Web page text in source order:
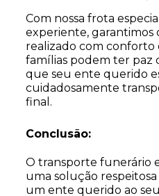
Com nossa frota
experiente, garantimos
realizado com conforto
famílias podem ter paz
que seu ente querido
cuidadosamente
final.
Conclusão:
O transporte funerário
uma solução
um ente querido ao